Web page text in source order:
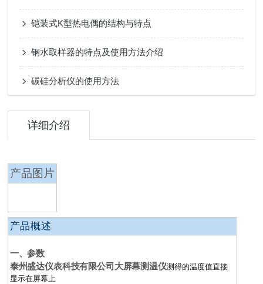
铠装式K型热电偶的结构与特点
钢水取样器的特点及使用方法介绍
碳硅分析仪的使用方法
详细介绍
产品图片
产品概述
一、参数
泰州盛达仪表科技有限公司大屏幕测温仪测得的温度值直接
显示在屏幕上